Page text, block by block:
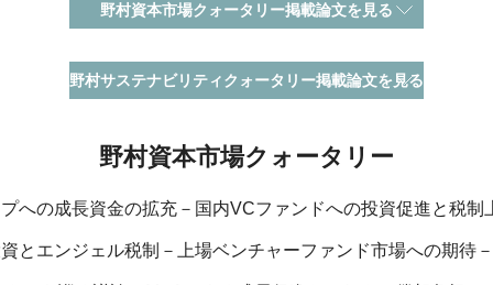
野村資本市場クォータリー掲載論文を見る
野村サステナビリティクォータリー掲載論文を見る
野村資本市場クォータリー
への成長資金の拡充－国内VCファンドへの投資促進と税制
とエンジェル税制－上場ベンチャーファンド市場への期待